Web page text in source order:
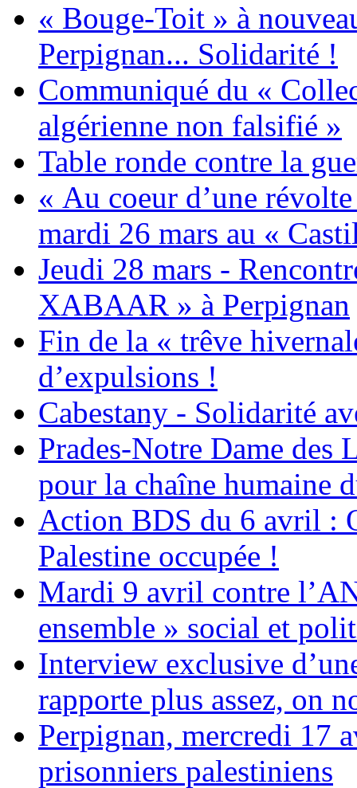
« Bouge-Toit » à
Perpignan... Solidarité !
Communiqué du «
algérienne non falsifié »
Table ronde contre la
« Au coeur d’une
mardi 26 mars au «
Jeudi 28 mars -
XABAAR » à Perpignan
Fin de la « trêve
d’expulsions !
Cabestany - Solidarité
Prades-Notre Dame des
pour la chaîne humaine
Action BDS du 6 avril :
Palestine occupée !
Mardi 9 avril contre
ensemble » social et
Interview exclusive
rapporte plus assez, on
Perpignan, mercredi 17
prisonniers palestiniens